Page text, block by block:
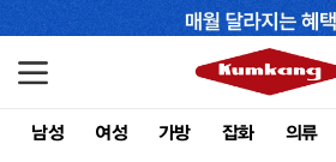
남성 여성 가방 잡화 의류